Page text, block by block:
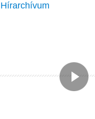
Hírarchívum